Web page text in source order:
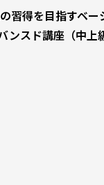
習得を目指すベ
スド講座（中上